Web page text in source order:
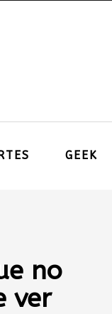
GEEK
no
ver